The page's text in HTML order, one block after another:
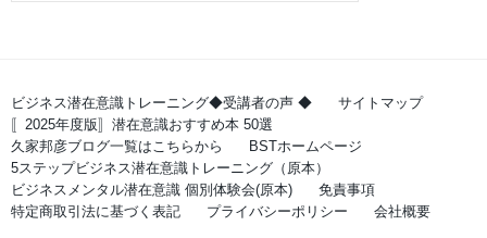
ビジネス潜在意識トレーニング◆受講者の声 ◆
サイトマップ
〚2025年度版〛潜在意識おすすめ本 50選
久家邦彦ブログ一覧はこちらから
BSTホームページ
5ステップビジネス潜在意識トレーニング（原本）
ビジネスメンタル潜在意識 個別体験会(原本)
免責事項
特定商取引法に基づく表記
プライバシーポリシー 会社概要